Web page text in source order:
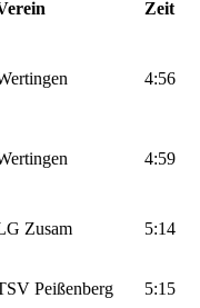
Zeit
4:56
4:59
Zusam 5:14
Peißenberg 5:15